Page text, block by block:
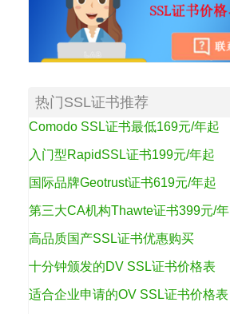
热门SSL证书推荐
Comodo SSL证书最低169元/年起
入门型RapidSSL证书199元/年起
国际品牌Geotrust证书619元/年起
第三大CA机构Thawte证书399元/年
高品质国产SSL证书优惠购买
十分钟颁发的DV SSL证书价格表
适合企业申请的OV SSL证书价格表